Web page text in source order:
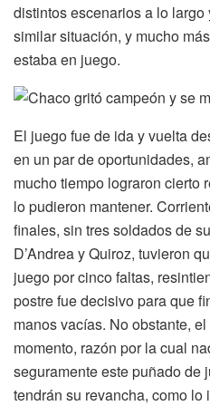
distintos escenarios a lo
similar situación, y mucho
estaba en juego.
El juego fue de ida y vuelta
en un par de oportunidades,
mucho tiempo lograron cierto
lo pudieron mantener.
finales, sin tres soldados de
D’Andrea y Quiroz, tuvieron
juego por cinco faltas,
postre fue decisivo para que
manos vacías. No obstante,
momento, razón por la cual
seguramente este puñado de
tendrán su revancha, como